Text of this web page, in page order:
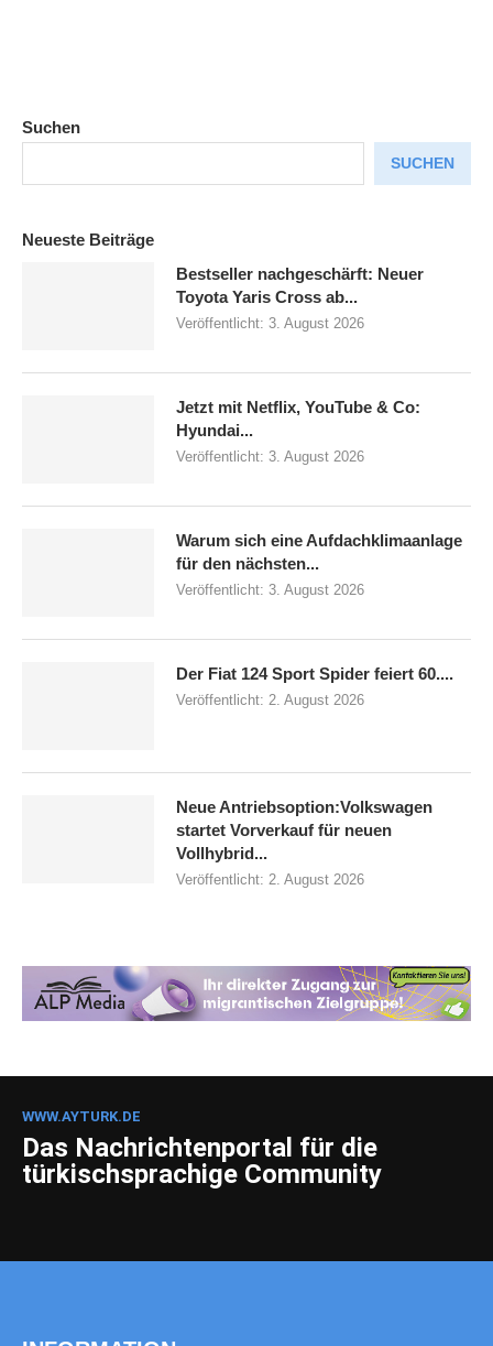
Suchen
SUCHEN
Neueste Beiträge
Bestseller nachgeschärft: Neuer
Toyota Yaris Cross ab...
Veröffentlicht: 3. August 2026
Jetzt mit Netflix, YouTube & Co:
Hyundai...
Veröffentlicht: 3. August 2026
Warum sich eine Aufdachklimaanlage
für den nächsten...
Veröffentlicht: 3. August 2026
Der Fiat 124 Sport Spider feiert 60....
Veröffentlicht: 2. August 2026
Neue Antriebsoption:Volkswagen
startet Vorverkauf für neuen
Vollhybrid...
Veröffentlicht: 2. August 2026
WWW.AYTURK.DE
Das Nachrichtenportal für die
türkischsprachige Community